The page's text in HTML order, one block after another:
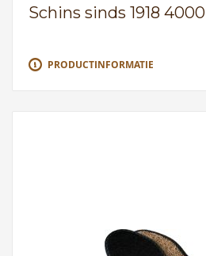
Schins sinds 1918 4000
PRODUCTINFORMATIE